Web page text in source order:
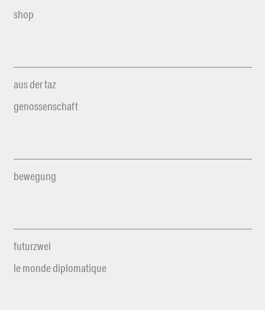
shop
aus der taz
genossenschaft
bewegung
futurzwei
le monde diplomatique